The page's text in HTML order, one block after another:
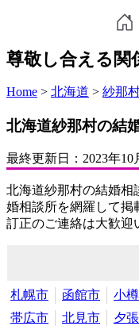
尊敬し合える関
Home > 北海道 > 紗那
北海道紗那村の結
最終更新日： 2023年10
北海道紗那村の結婚相
婚相談所を網羅して掲
訂正のご連絡は大歓迎
札幌市 函館市 小
帯広市
北見市 夕